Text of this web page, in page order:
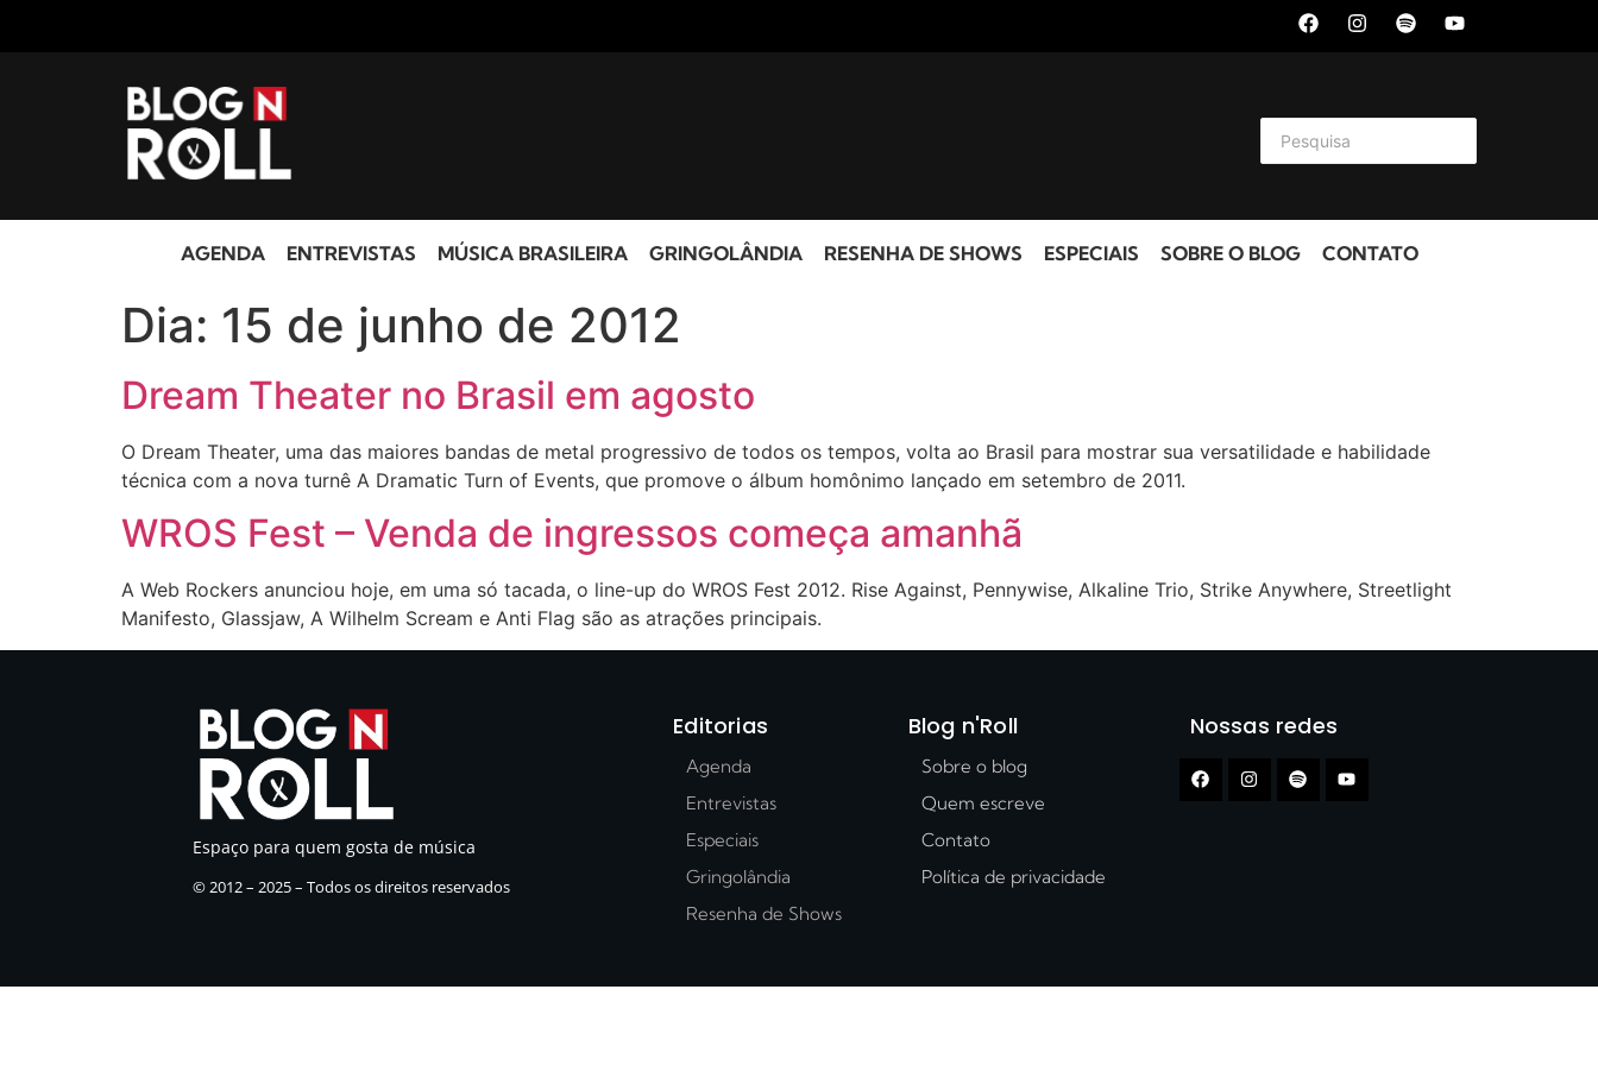
AGENDA ENTREVISTAS MÚSICA BRASILEIRA GRINGOLÂNDIA RESENHA DE SHOWS ESPECIAIS SOBRE O BLOG CONTATO
Dia: 15 de junho de 2012
Dream Theater no Brasil em agosto
O Dream Theater, uma das maiores bandas de metal progressivo de todos os tempos, volta ao Brasil para mostrar sua versatilidade e habilidade
técnica com a nova turnê A Dramatic Turn of Events, que promove o álbum homônimo lançado em setembro de 2011.
WROS Fest – Venda de ingressos começa amanhã
A Web Rockers anunciou hoje, em uma só tacada, o line-up do WROS Fest 2012. Rise Against, Pennywise, Alkaline Trio, Strike Anywhere, Streetlight
Manifesto, Glassjaw, A Wilhelm Scream e Anti Flag são as atrações principais.
Espaço para quem gosta de música
© 2012 – 2025 – Todos os direitos reservados
Editorias
Agenda
Entrevistas
Especiais
Gringolândia
Resenha de Shows
Blog n'Roll
Sobre o blog
Quem escreve
Contato
Política de privacidade
Nossas redes